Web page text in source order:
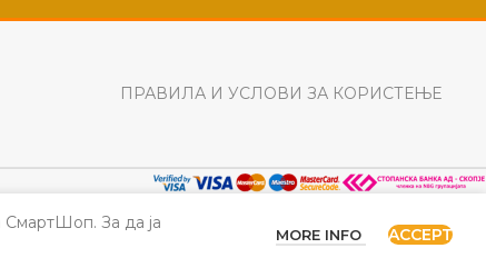
ПРАВИЛА И УСЛОВИ ЗА КОРИСТЕЊЕ
За да ја
MORE INFO ACCEPT